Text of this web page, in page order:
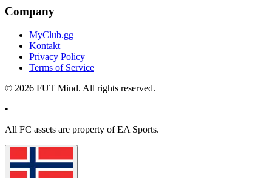
Company
MyClub.gg
Kontakt
Privacy Policy
Terms of Service
© 2026 FUT Mind. All rights reserved.
•
All FC assets are property of EA Sports.